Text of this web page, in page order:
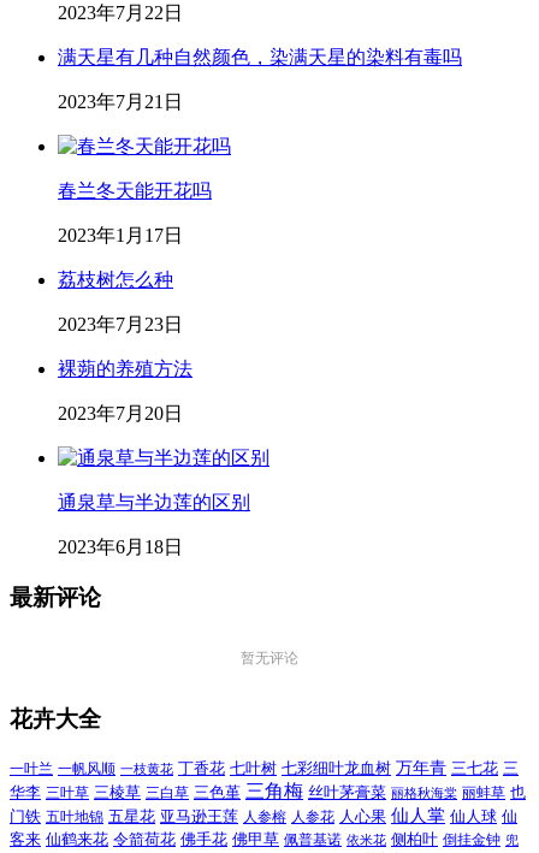
2023年7月22日
满天星有几种自然颜色，染满天星的染料有毒吗
2023年7月21日
春兰冬天能开花吗
2023年1月17日
荔枝树怎么种
2023年7月23日
裸蒴的养殖方法
2023年7月20日
通泉草与半边莲的区别
2023年6月18日
最新评论
暂无评论
花卉大全
一叶兰 一帆风顺 一枝黄花 丁香花 七叶树 七彩细叶龙血树 万年青 三七花 三
华李 三叶草 三棱草 三白草 三色堇 三角梅 丝叶茅膏菜 丽格秋海棠 丽蚌草 也
门铁 五叶地锦 五星花 亚马逊王莲 人参榕 人参花 人心果 仙人掌 仙人球 仙
客来 仙鹤来花 令箭荷花 佛手花 佛甲草 佩普基诺 依米花 侧柏叶 倒挂金钟 兜